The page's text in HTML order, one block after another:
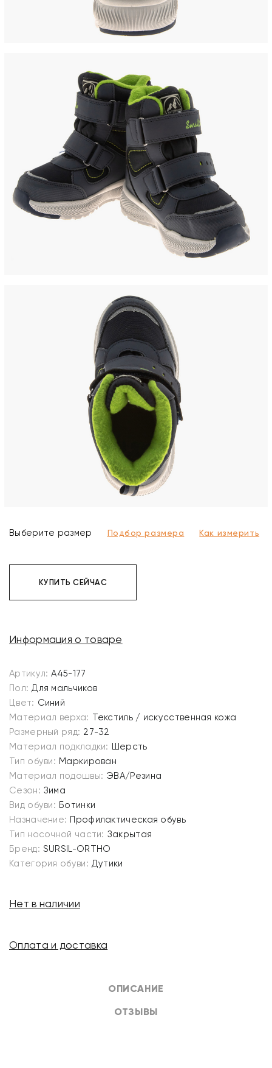
ОПИСАНИЕ
ОТЗЫВЫ
Выберите размер Подбор размера Как измерить
КУПИТЬ СЕЙЧАС
Информация о товаре
Артикул: A45-177
Пол: Для мальчиков
Цвет: Синий
Материал верха: Текстиль / искусственная кожа
Размерный ряд: 27-32
Материал подкладки: Шерсть
Тип обуви: Маркирован
Материал подошвы: ЭВА/Резина
Сезон: Зима
Вид обуви: Ботинки
Назначение: Профилактическая обувь
Тип носочной части: Закрытая
Бренд: SURSIL-ORTHO
Категория обуви: Дутики
Нет в наличии
Оплата и доставка